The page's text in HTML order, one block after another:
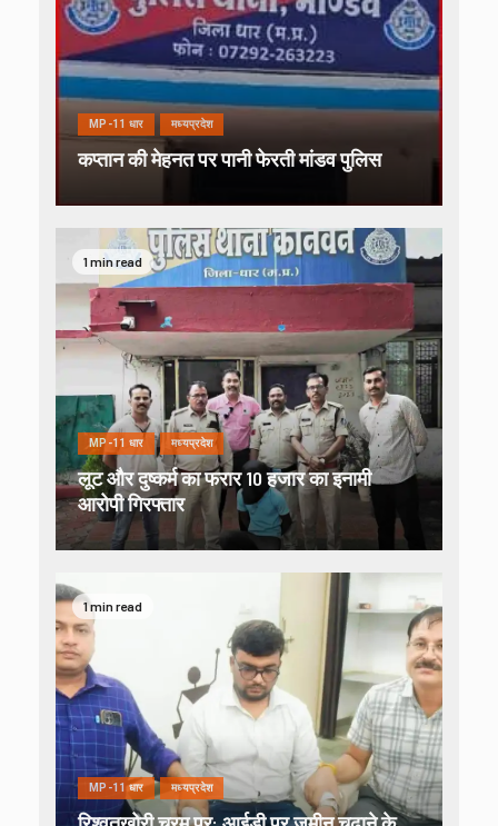
MP-11 धार मध्यप्रदेश
कप्तान की मेहनत पर पानी फेरती मांडव पुलिस
1 min read
MP-11 धार मध्यप्रदेश
लूट और दुष्कर्म का फरार 10 हजार का इनामी
आरोपी गिरफ्तार
1 min read
MP-11 धार मध्यप्रदेश